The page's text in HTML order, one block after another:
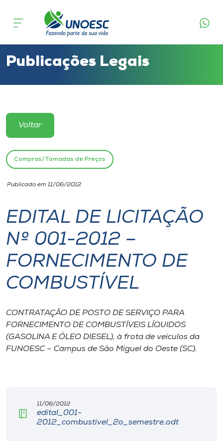
Cursos
Atendimento ao Estudante
Portal de Ensino
Unoesc
Internacionalização
I.nova
Diplomados
CPA
Publicações Legais
Voltar
Compras/Tomadas de Preços
Publicado em 11/06/2012
EDITAL DE LICITAÇÃO
Nº 001-2012 –
FORNECIMENTO DE
COMBUSTÍVEL
CONTRATAÇÃO DE POSTO DE SERVIÇO PARA
FORNECIMENTO DE COMBUSTÍVEIS LÍQUIDOS
(GASOLINA E ÓLEO DIESEL), à frota de veículos da
FUNOESC – Campus de São Miguel do Oeste (SC).
11/06/2012
edital_001-
2012_combustivel_2o_semestre.odt